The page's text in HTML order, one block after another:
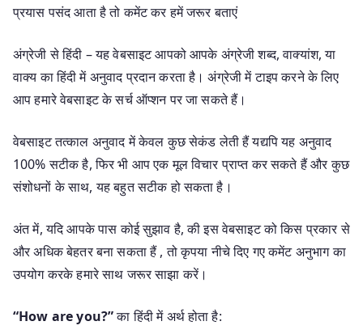
प्रयास पसंद आता है तो कमेंट कर हमें जरूर बताएं
अंग्रेजी से हिंदी – यह वेबसाइट आपको आपके अंग्रेजी शब्द, वाक्यांश, या
वाक्य का हिंदी में अनुवाद प्रदान करता है। अंग्रेजी में टाइप करने के लिए
आप हमारे वेबसाइट के सर्च ऑप्शन पर जा सकते हैं।
वेबसाइट तत्काल अनुवाद में केवल कुछ सेकंड लेती हैं यद्यपि यह अनुवाद
100% सटीक है, फिर भी आप एक मूल विचार प्राप्त कर सकते हैं और कुछ
संशोधनों के साथ, यह बहुत सटीक हो सकता है।
अंत में, यदि आपके पास कोई सुझाव है, की इस वेबसाइट को किस प्रकार से
और अधिक बेहतर बना सकता हैं , तो कृपया नीचे दिए गए कमेंट अनुभाग का
उपयोग करके हमारे साथ जरूर साझा करें।
“How are you?”का हिंदी में अर्थ होता है: